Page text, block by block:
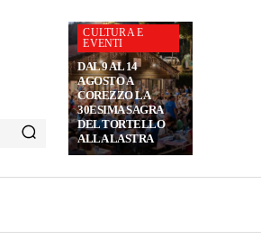
CULTURA E
EVENTI
DAL 9 AL 14
AGOSTO A
COREZZO LA
30ESIMA SAGRA
DEL TORTELLO
ALLA LASTRA